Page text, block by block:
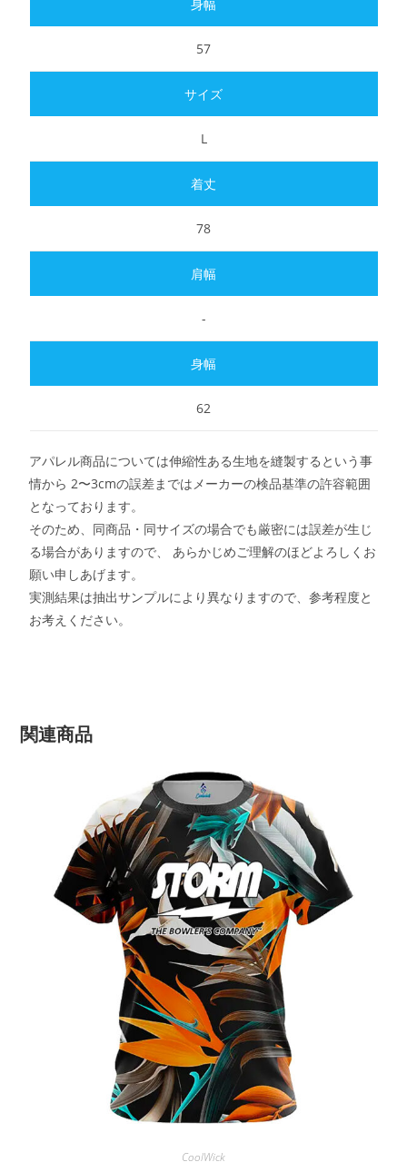
57
L
78
-
62
アパレル商品については伸縮性ある生地を縫製するという事
情から 2〜3cmの誤差まではメーカーの検品基準の許容範囲
となっております。
そのため、同商品・同サイズの場合でも厳密には誤差が生じ
る場合がありますので、 あらかじめご理解のほどよろしくお
願い申しあげます。
実測結果は抽出サンプルにより異なりますので、参考程度と
お考えください。
関連商品
CoolWick